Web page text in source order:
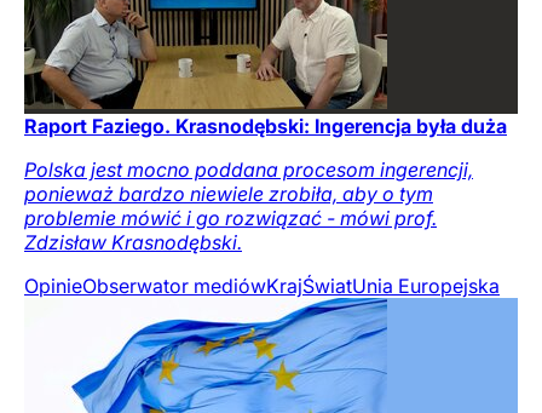
Raport Faziego. Krasnodębski: Ingerencja była duża
Polska jest mocno poddana procesom ingerencji,
ponieważ bardzo niewiele zrobiła, aby o tym
problemie mówić i go rozwiązać - mówi prof.
Zdzisław Krasnodębski.
OpinieObserwator mediówKrajŚwiatUnia Europejska